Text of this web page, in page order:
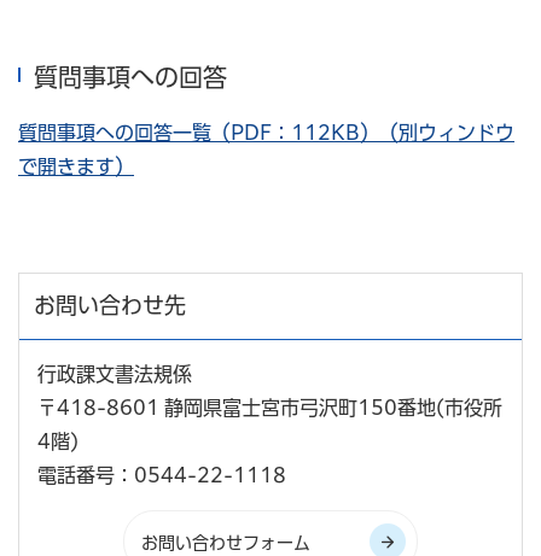
質問事項への回答
質問事項への回答一覧（PDF：112KB）（別ウィンドウ
で開きます）
お問い合わせ先
行政課文書法規係
〒418-8601 静岡県富士宮市弓沢町150番地(市役所
4階)
電話番号：0544-22-1118